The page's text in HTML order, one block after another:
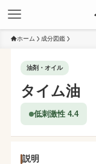
ホーム 成分図鑑
油剤・オイル
タイム油
低刺激性 4.4
説明